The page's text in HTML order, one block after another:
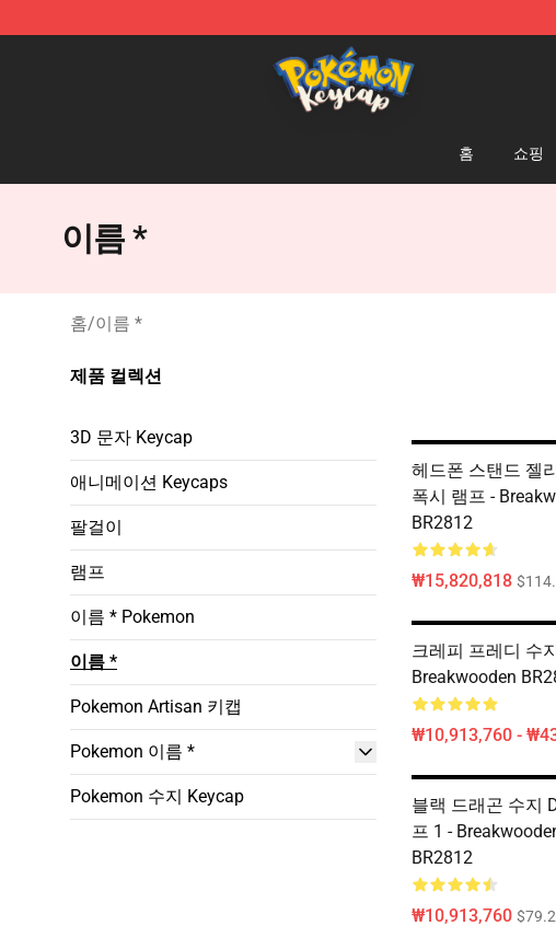
Pokemon Keycap Shop - The Best Store of Pokemon Keycaps
홈 쇼핑
이름 *
홈/이름 *
제품 컬렉션
3D 문자 Keycap
애니메이션 Keycaps
팔걸이
램프
이름 * Pokemon
이름 *
Pokemon Artisan 키캡
Pokemon 이름 *
Pokemon 수지 Keycap
헤드폰 스탠드 젤
폭시 램프 -
BR2812
₩15,820,818
크레피 프레디 수
Breakwooden
₩10,913,760 -
블랙 드래곤 수지
프 1 -
BR2812
₩10,913,760 $79.2